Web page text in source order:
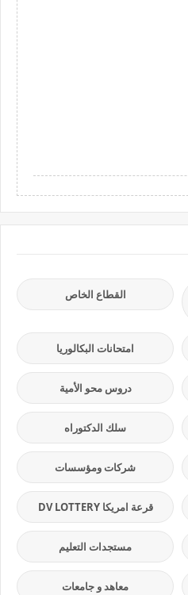
القطاع الخاص
امتحانات البكالوريا
دروس محو الأمية
سلك الدكتوراه
شركات ومؤسسات
قرعة امريكا DV LOTTERY
مستجدات التعليم
معاهد و جامعات